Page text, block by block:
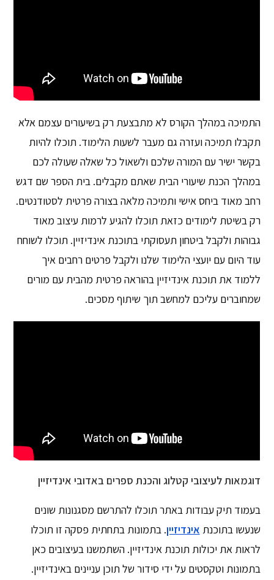
התמיכה במהלך הקורס לא מתבצעת רק בשיעורים עצמם אלא
תקבלו תמיכה ועזרה גם מעבר לשעות הלימוד. תוכלו להיות
בקשר ישיר עם המורה שלכם ולשאול כל שאלה שעולה לכם
במהלך הכנת שיעורי הבית שאתם מקבלים. בית הספר שם דגש
רחב מאוד ביחס אישי ותמיכה מלאה בצורה פרטית לסטודנטים.
רק בשיטת לימודים כזאת תוכלו להגיע לרמות עיצוב מאוד
גבוהות ולקבל ביטחון תעסוקתי בתוכנת אינדיזיין. תוכלו לשוחח
עוד היום עם יועצי הלימוד שלנו ולקבל פרטים רחבים איך
ללמוד את תוכנת אינדיזיין בהוראה פרטית מהבית עם מורים
שמחוברים עליכם למחשב תוך שיתוף מסכים.
דוגמאות לעיצובי קטלוג והכנת ספרים באדובי אינדיזיין
בעמוד תיק עבודות באתר תוכלו להתרשם מסגנונות שונים
שנעשו בתוכנת אינדיזיין. בתמונות בתחתית פסקה זו תוכלו
לראות את יכולות תוכנת אינדיזיין. השתמשנו בעיצובים כאן
בתמונות וטקסטים על ידי סידור של תוכן עניינים באינדיזיין.